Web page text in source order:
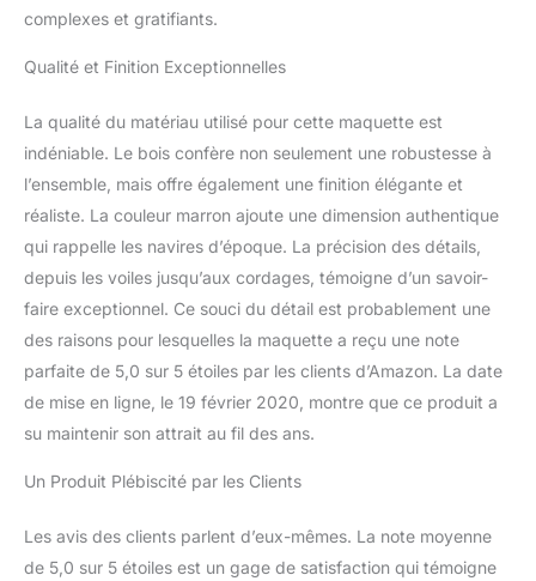
complexes et gratifiants.
Qualité et Finition Exceptionnelles
La qualité du matériau utilisé pour cette maquette est
indéniable. Le bois confère non seulement une robustesse à
l’ensemble, mais offre également une finition élégante et
réaliste. La couleur marron ajoute une dimension authentique
qui rappelle les navires d’époque. La précision des détails,
depuis les voiles jusqu’aux cordages, témoigne d’un savoir-
faire exceptionnel. Ce souci du détail est probablement une
des raisons pour lesquelles la maquette a reçu une note
parfaite de 5,0 sur 5 étoiles par les clients d’Amazon. La date
de mise en ligne, le 19 février 2020, montre que ce produit a
su maintenir son attrait au fil des ans.
Un Produit Plébiscité par les Clients
Les avis des clients parlent d’eux-mêmes. La note moyenne
de 5,0 sur 5 étoiles est un gage de satisfaction qui témoigne